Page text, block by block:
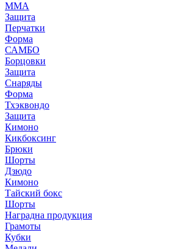
ММА
Защита
Перчатки
Форма
САМБО
Борцовки
Защита
Снаряды
Форма
Тхэквондо
Защита
Кимоно
Кикбоксинг
Брюки
Шорты
Дзюдо
Кимоно
Тайский бокс
Шорты
Наградна продукция
Грамоты
Кубки